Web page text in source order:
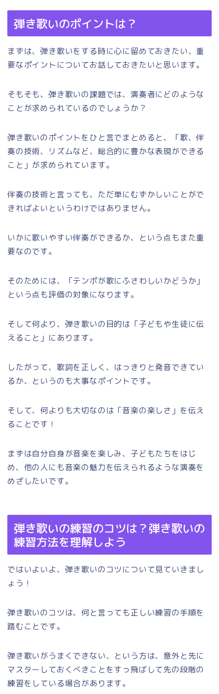
弾き歌いのポイントは？
まずは、弾き歌いをする時に心に留めておきたい、重
要なポイントについてお話しておきたいと思います。
そもそも、弾き歌いの課題では、演奏者にどのような
ことが求められているのでしょうか？
弾き歌いのポイントをひと言でまとめると、「歌、伴
奏の技術、リズムなど、総合的に豊かな表現ができる
こと」が求められています。
伴奏の技術と言っても、ただ単にむずかしいことがで
きればよいというわけではありません。
いかに歌いやすい伴奏ができるか、という点もまた重
要なのです。
そのためには、「テンポが歌にふさわしいかどうか」
という点も評価の対象になります。
そして何より、弾き歌いの目的は「子どもや生徒に伝
えること」にあります。
したがって、歌詞を正しく、はっきりと発音できてい
るか、というのも大事なポイントです。
そして、何よりも大切なのは「音楽の楽しさ」を伝え
ることです！
まずは自分自身が音楽を楽しみ、子どもたちをはじ
め、他の人にも音楽の魅力を伝えられるような演奏を
めざしたいです。
弾き歌いの練習のコツは？弾き歌いの
練習方法を理解しよう
ではいよいよ、弾き歌いのコツについて見ていきまし
ょう！
弾き歌いのコツは、何と言っても正しい練習の手順を
踏むことです。
弾き歌いがうまくできない、という方は、意外と先に
マスターしておくべきことをすっ飛ばして先の段階の
練習をしている場合があります。